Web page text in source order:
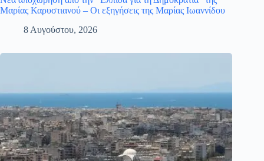
Μαρίας Καρυστιανού – Οι εξηγήσεις της Μαρίας Ιωαννίδου
8 Αυγούστου, 2026